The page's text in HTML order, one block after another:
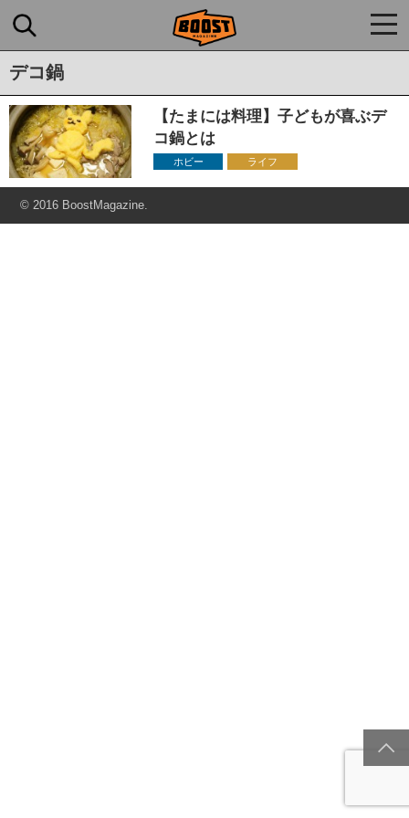
デコ鍋
【たまには料理】子どもが喜ぶデ
コ鍋とは
ホビー ライフ
© 2016 BoostMagazine.